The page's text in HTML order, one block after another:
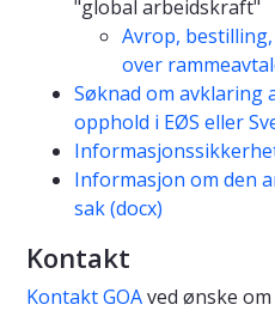
"global arbeidskraft"
Avrop,
over
Søknad om
opphold i EØS eller
Informasjon om den
sak (docx)
Kontakt
Kontakt GOAved ønske